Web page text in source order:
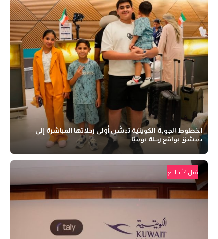
الخطوط الجوية الكويتية تدشّن أولى رحلاتها المباشرة إلى
دمشق بواقع رحلة يوميًا
قبل 4 أسابيع